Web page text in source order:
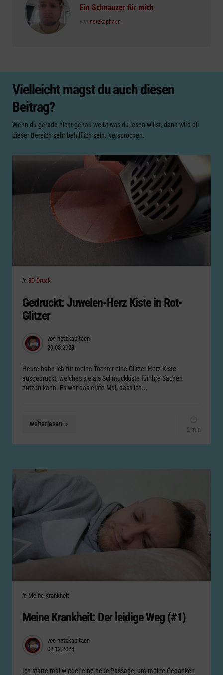
Ein Schnauzer für mich
Posted
von netzkapitaen
Vielleicht magst du auch diesen
Beitrag?
Wenn du gerade nicht genau weißt was du lesen willst, dann wird dir
dieser Bereich sehr behilflich sein. Versprochen.
Categories
Posted
in 3D Druck
Gedruckt: Juwelen-Herz Kiste in Rot-
Glitzer
Posted
by
von netzkapitaen
29.03.2023
Heute habe ich für meine Tochter eine Glitzer-Herz-Kiste
ausgedruckt, welches sie als Schmuckkiste für ihre Sachen
nutzen kann. Es war das erste Mal, dass ich...
weiterlesen
2 min
Categories
Posted
in Meine Krankheit
Meine Krankheit: Der leidige Weg (#1)
Posted
by
von netzkapitaen
02.12.2024
Ich starte mal wieder eine neue Passage, um meine Gedanken